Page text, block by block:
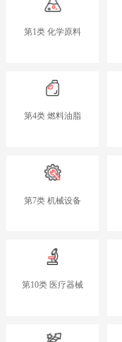
第1类 化学原料
第4类 燃料油脂
第7类 机械设备
第10类 医疗器械